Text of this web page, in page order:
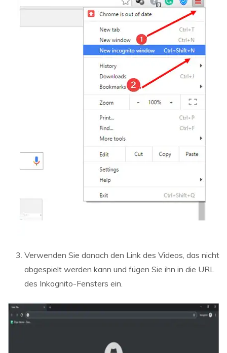
Verwenden Sie danach den Link des Videos, das nicht
abgespielt werden kann und fügen Sie ihn in die URL
des Inkognito-Fensters ein.